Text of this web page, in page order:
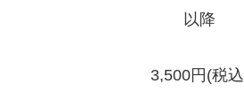
以降
3,500円(税